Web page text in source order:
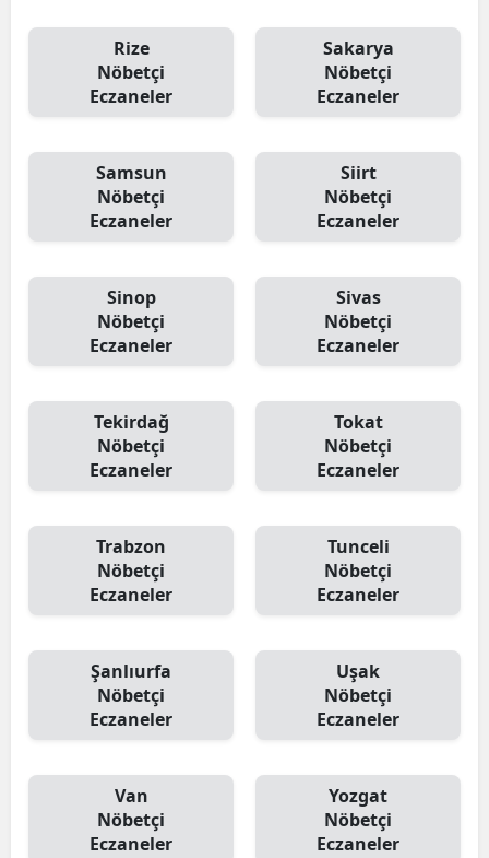
Rize
Nöbetçi
Eczaneler
Sakarya
Nöbetçi
Eczaneler
Samsun
Nöbetçi
Eczaneler
Siirt
Nöbetçi
Eczaneler
Sinop
Nöbetçi
Eczaneler
Sivas
Nöbetçi
Eczaneler
Tekirdağ
Nöbetçi
Eczaneler
Tokat
Nöbetçi
Eczaneler
Trabzon
Nöbetçi
Eczaneler
Tunceli
Nöbetçi
Eczaneler
Şanlıurfa
Nöbetçi
Eczaneler
Uşak
Nöbetçi
Eczaneler
Van
Nöbetçi
Eczaneler
Yozgat
Nöbetçi
Eczaneler